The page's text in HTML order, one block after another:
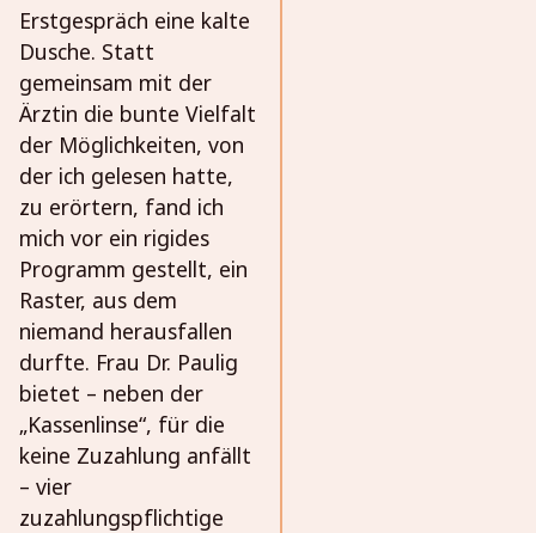
Erstgespräch eine kalte
Dusche. Statt
gemeinsam mit der
Ärztin die bunte Vielfalt
der Möglichkeiten, von
der ich gelesen hatte,
zu erörtern, fand ich
mich vor ein rigides
Programm gestellt, ein
Raster, aus dem
niemand herausfallen
durfte. Frau Dr. Paulig
bietet – neben der
„Kassenlinse“, für die
keine Zuzahlung anfällt
– vier
zuzahlungspflichtige